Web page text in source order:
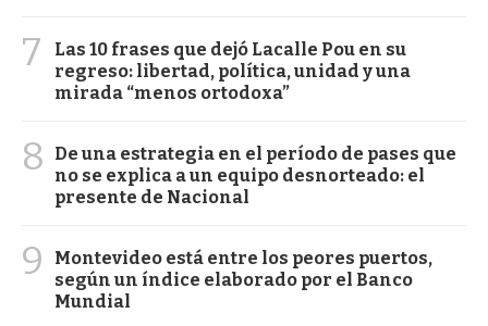
7
Las 10 frases que dejó Lacalle Pou en su
regreso: libertad, política, unidad y una
mirada “menos ortodoxa”
8
De una estrategia en el período de pases que
no se explica a un equipo desnorteado: el
presente de Nacional
9
Montevideo está entre los peores puertos,
según un índice elaborado por el Banco
Mundial